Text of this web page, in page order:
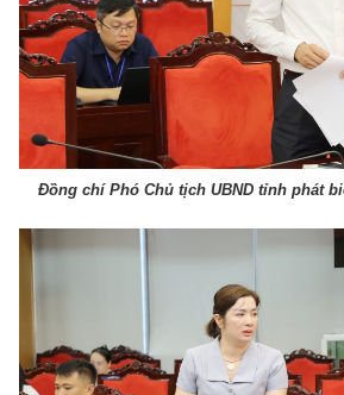
Đồng chí Phó Chủ tịch UBND tỉnh phát